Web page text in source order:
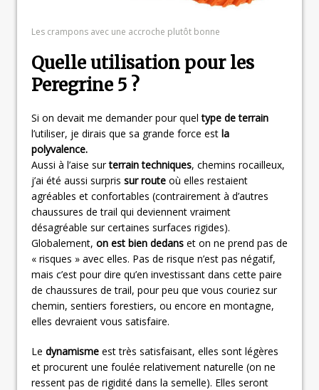
Les crampons avec une accroche plutôt bonne
Quelle utilisation pour les
Peregrine 5 ?
Si on devait me demander pour queltype de terrain
l’utiliser, je dirais que sa grande force est la
polyvalence.
Aussi à l’aise surterrain techniques, chemins rocailleux,
j’ai été aussi surpris sur route où elles restaient
agréables et confortables (contrairement à d’autres
chaussures de trail qui deviennent vraiment
désagréable sur certaines surfaces rigides).
Globalement, on est bien dedans et on ne prend pas de
« risques » avec elles. Pas de risque n’est pas négatif,
mais c’est pour dire qu’en investissant dans cette paire
de chaussures de trail, pour peu que vous couriez sur
chemin, sentiers forestiers, ou encore en montagne,
elles devraient vous satisfaire.
Le dynamisme est très satisfaisant, elles sont légères
et procurent une foulée relativement naturelle (on ne
ressent pas de rigidité dans la semelle). Elles seront